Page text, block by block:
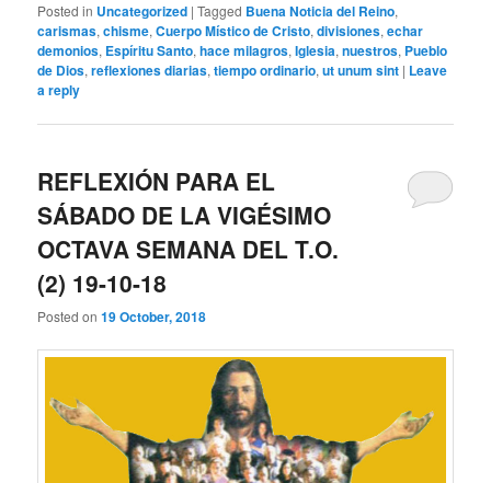
Posted in Uncategorized |Tagged Buena Noticia del Reino,
carismas,chisme,Cuerpo Místico de Cristo,divisiones,echar
demonios, Espíritu Santo,hace milagros,Iglesia,nuestros, Pueblo
de Dios,reflexiones diarias,tiempo ordinario,ut unum sint | Leave
a reply
REFLEXIÓN PARA EL
SÁBADO DE LA VIGÉSIMO
OCTAVA SEMANA DEL T.O.
(2) 19-10-18
Posted on19 October, 2018